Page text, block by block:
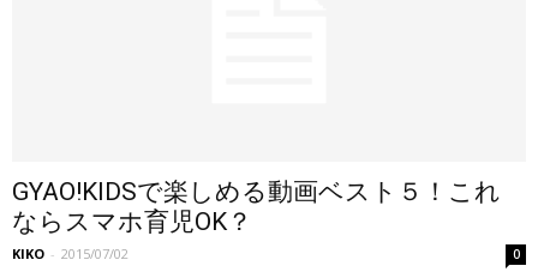
GYAO!KIDSで楽しめる動画ベスト５！これ
ならスマホ育児OK？
KIKO - 2015/07/02 0